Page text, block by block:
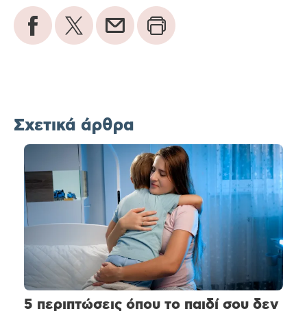
Σχετικά άρθρα
5 περιπτώσεις όπου το παιδί σου δεν